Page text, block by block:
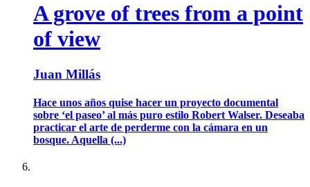
A grove of trees from a point
of view
Juan Millás
Hace unos años quise hacer un proyecto documental
sobre ‘el paseo’ al más puro estilo Robert Walser. Deseaba
practicar el arte de perderme con la cámara en un
bosque. Aquella (...)